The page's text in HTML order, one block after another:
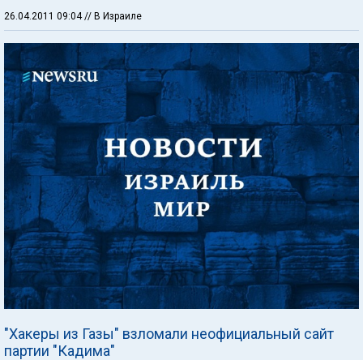
26.04.2011 09:04 // В Израиле
"Хакеры из Газы" взломали неофициальный сайт
партии "Кадима"